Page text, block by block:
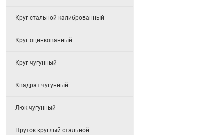
Круг стальной калиброванный
Круг оцинкованный
Круг чугунный
Квадрат чугунный
Люк чугунный
Пруток круглый стальной